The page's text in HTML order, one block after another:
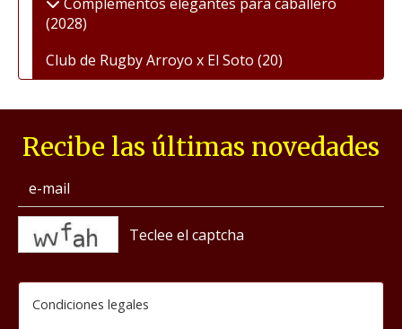
(2028)
Club de Rugby Arroyo x El Soto (20)
Recibe las últimas novedades
Condiciones legales